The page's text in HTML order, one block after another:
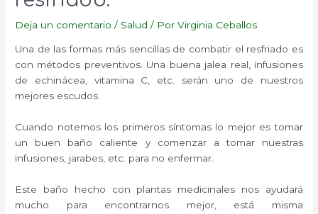
Deja un comentario / Salud / PorVirginia Ceballos
Una de las formas más sencillas de combatir el resfriado es
con métodos preventivos. Una buena jalea real, infusiones
de echinácea, vitamina C, etc. serán uno de nuestros
mejores escudos.
Cuando notemos los primeros síntomas lo mejor es tomar
un buen baño caliente y comenzar a tomar nuestras
infusiones, jarabes, etc. para no enfermar.
Este baño hecho con plantas medicinales nos ayudará
mucho para encontrarnos mejor, está misma